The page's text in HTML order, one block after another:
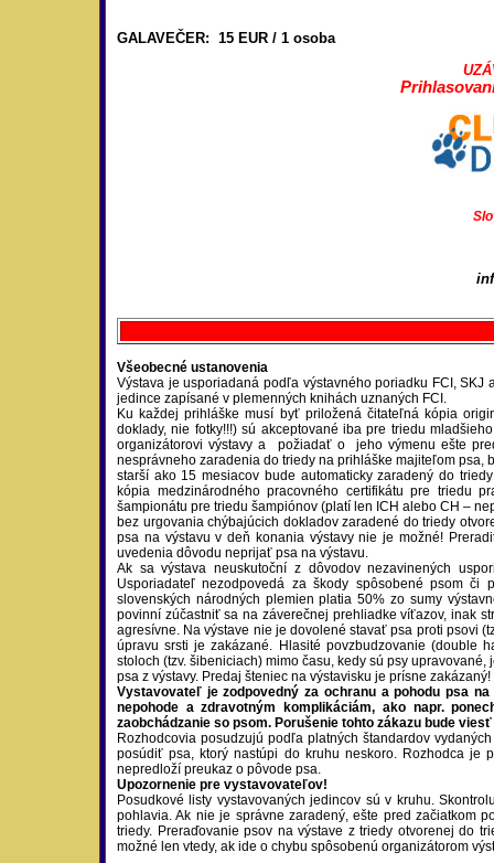
GALAVEČER: 15 EUR / 1 osoba
Všeobecné ustanovenia
Výstava je usporiadaná podľa výstavného poriadku FCI,
jedince zapísané v plemenných knihách uznaných FCI.
Ku každej prihláške musí byť priložená čitateľná kópia
doklady, nie fotky!!!) sú akceptované iba pre triedu
organizátorovi výstavy a požiadať o jeho výmenu ešte
nesprávneho zaradenia do triedy na prihláške majiteľom
starší ako 15 mesiacov bude automaticky zaradený do
kópia medzinárodného pracovného certifikátu pre triedu
šampionátu pre triedu šampiónov (platí len ICH alebo CH –
bez urgovania chýbajúcich dokladov zaradené do triedy
psa na výstavu v deň konania výstavy nie je možné!
uvedenia dôvodu neprijať psa na výstavu.
Ak sa výstava neuskutoční z dôvodov nezavinených
Usporiadateľ nezodpovedá za škody spôsobené psom či
slovenských národných plemien platia 50% zo sumy
povinní zúčastniť sa na záverečnej prehliadke víťazov, inak
agresívne. Na výstave nie je dovolené stavať psa proti psovi
úpravu srsti je zakázané. Hlasité povzbudzovanie (double
stoloch (tzv. šibeniciach) mimo času, kedy sú psy
psa z výstavy. Predaj šteniec na výstavisku je prísne zakázaný!
Vystavovateľ je zodpovedný za ochranu a pohodu psa
nepohode a zdravotným komplikáciám, ako napr.
zaobchádzanie so psom. Porušenie tohto zákazu bude
Rozhodcovia posudzujú podľa platných štandardov
posúdiť psa, ktorý nastúpi do kruhu neskoro. Rozhodca
nepredloží preukaz o pôvode psa.
Upozornenie pre vystavovateľov!
Posudkové listy vystavovaných jedincov sú v kruhu.
pohlavia. Ak nie je správne zaradený, ešte pred začiatkom
triedy. Preraďovanie psov na výstave z triedy otvorenej do
možné len vtedy, ak ide o chybu spôsobenú organizátorom